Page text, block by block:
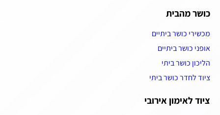
כושר מהבית
מכשירי כושר ביתיים
אופני כושר ביתיים
הליכון כושר ביתי
ציוד לחדר כושר ביתי
ציוד לאימון אירובי